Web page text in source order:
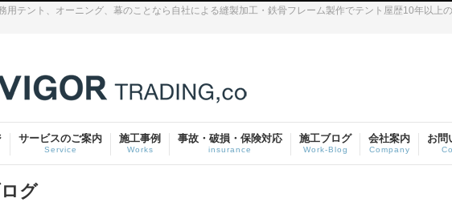
用テント、オーニング、幕のことなら自社による縫製加工・鉄骨フレーム製作でテント屋歴10年以上
サービスのご案内
Service
施工事例
Works
事故・破損・保険対応
insurance
施工ブログ
Work-Blog
会社案内
Company
お問
グ